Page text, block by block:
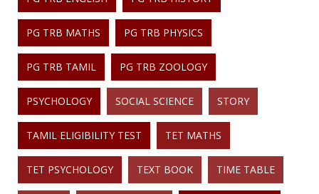
PG TRB MATHS PG TRB PHYSICS
PG TRB TAMIL PG TRB ZOOLOGY
PSYCHOLOGY SOCIAL SCIENCE STORY
TAMIL ELIGIBILITY TEST TET MATHS
TET PSYCHOLOGY TEXT BOOK TIME TABLE